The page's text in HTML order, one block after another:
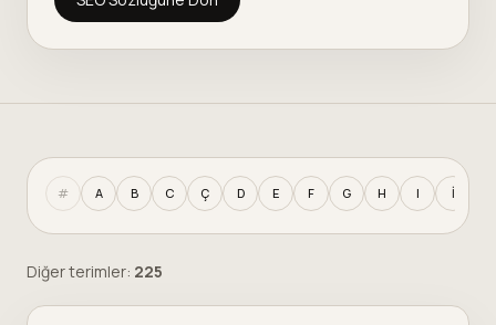
# A B C Ç D E F G H I İ
Diğer terimler: 225